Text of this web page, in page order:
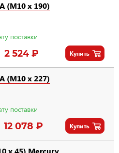
x 190)
поставки
2 524 ₽ Купить
x 227)
поставки
12 078 ₽ Купить